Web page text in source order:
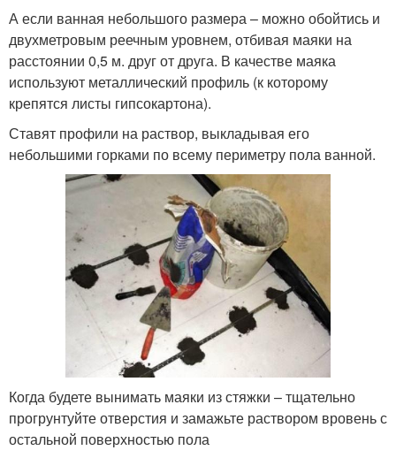
А если ванная небольшого размера – можно обойтись и
двухметровым реечным уровнем, отбивая маяки на
расстоянии 0,5 м. друг от друга. В качестве маяка
используют металлический профиль (к которому
крепятся листы гипсокартона).
Ставят профили на раствор, выкладывая его
небольшими горками по всему периметру пола ванной.
Когда будете вынимать маяки из стяжки – тщательно
прогрунтуйте отверстия и замажьте раствором вровень с
остальной поверхностью пола